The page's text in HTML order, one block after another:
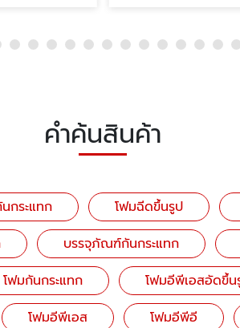
คำค้นสินค้า
กระแทก โฟมฉีดขึ้นรูป
บรรจุภัณฑ์กันกระแทก
โฟมกันกระแทก โฟมอีพีเอสอัดขึ้น
โฟมอีพีเอส โฟมอีพีอี